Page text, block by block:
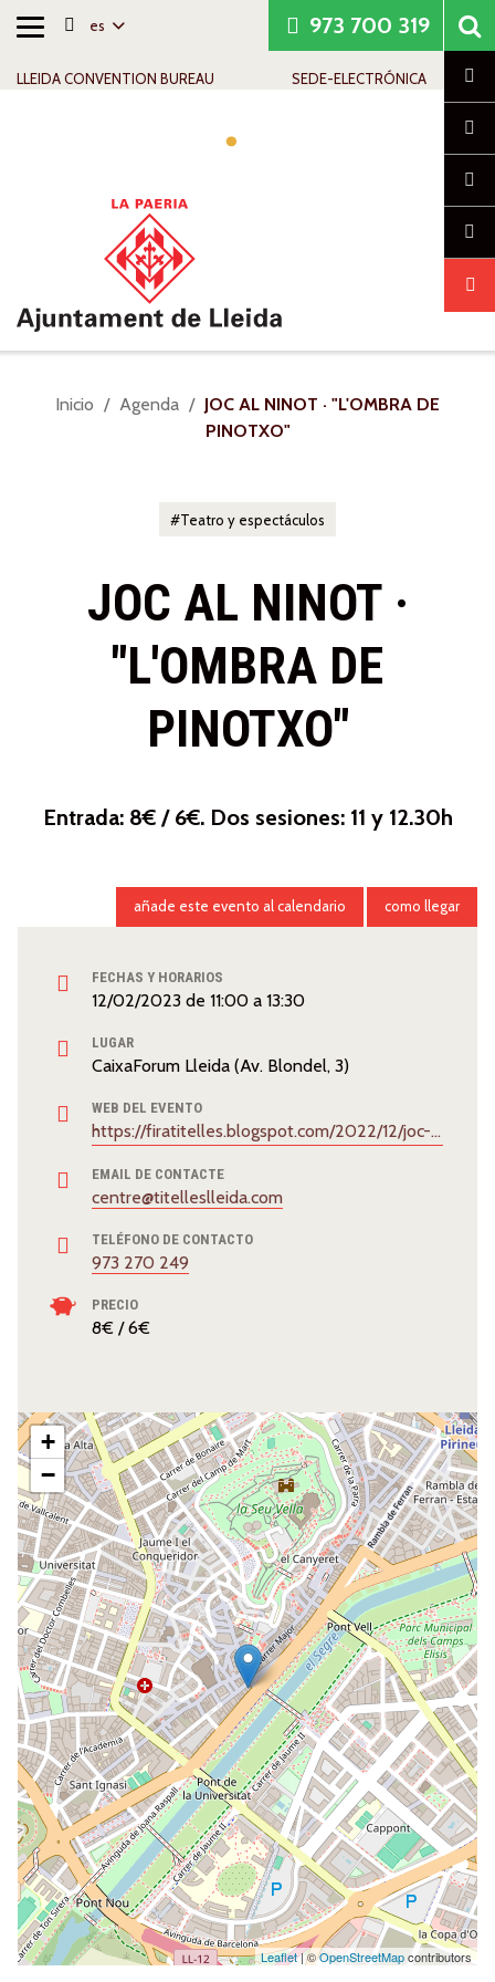
Alternar
es
LLEIDA CONVENTION BUREAU SEDE-ELECTRÓNICA
973 700 319
Usted
Inicio Agenda
JOC AL NINOT · "L'OMBRA DE
PINOTXO"
Teatro y espectáculos
JOC AL NINOT ·
"L'OMBRA DE
PINOTXO"
Entrada: 8€ / 6€. Dos sesiones: 11 y 12.30h
FECHAS Y HORARIOS
12/02/2023 de 11:00 a 13:30
LUGAR
CaixaForum Lleida (Av. Blondel, 3)
WEB DEL EVENTO
https://firatitelles.blogspot.com/2022/12/joc-al-ninot-2023.html
EMAIL DE CONTACTE
centre@titelleslleida.com
TELÉFONO DE CONTACTO
973 270 249
PRECIO
8€ / 6€
añade este evento al calendario como llegar
+
−
Leaflet| ©OpenStreetMapcontributors